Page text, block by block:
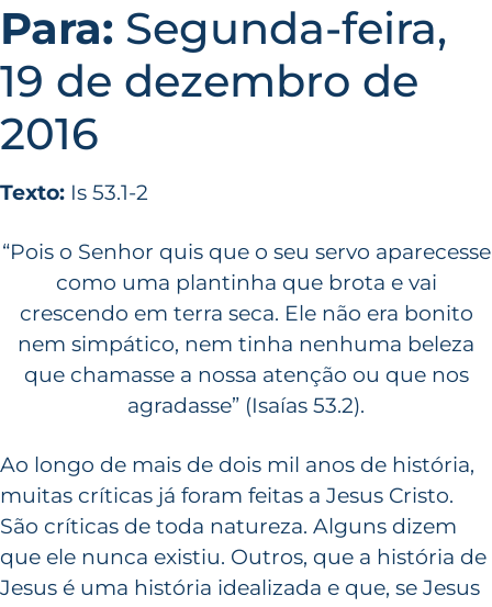
Para: Segunda-feira,
19 de dezembro de
2016
Texto: Is 53.1-2
“Pois o Senhor quis que o seu servo aparecesse
como uma plantinha que brota e vai
crescendo em terra seca. Ele não era bonito
nem simpático, nem tinha nenhuma beleza
que chamasse a nossa atenção ou que nos
agradasse” (Isaías 53.2).
Ao longo de mais de dois mil anos de história,
muitas críticas já foram feitas a Jesus Cristo.
São críticas de toda natureza. Alguns dizem
que ele nunca existiu. Outros, que a história de
Jesus é uma história idealizada e que, se Jesus